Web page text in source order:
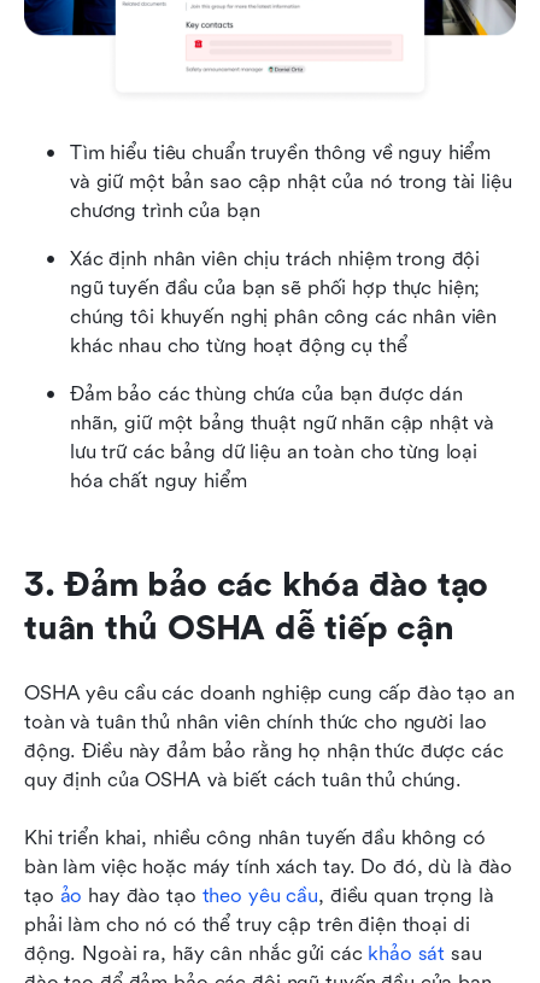
Tìm hiểu tiêu chuẩn truyền thông về nguy hiểm
và giữ một bản sao cập nhật của nó trong tài liệu
chương trình của bạn
Xác định nhân viên chịu trách nhiệm trong đội
ngũ tuyến đầu của bạn sẽ phối hợp thực hiện;
chúng tôi khuyến nghị phân công các nhân viên
khác nhau cho từng hoạt động cụ thể
Đảm bảo các thùng chứa của bạn được dán
nhãn, giữ một bảng thuật ngữ nhãn cập nhật và
lưu trữ các bảng dữ liệu an toàn cho từng loại
hóa chất nguy hiểm
3. Đảm bảo các khóa đào tạo
tuân thủ OSHA dễ tiếp cận
OSHA yêu cầu các doanh nghiệp cung cấp đào tạo an
toàn và tuân thủ nhân viên chính thức cho người lao
động. Điều này đảm bảo rằng họ nhận thức được các
quy định của OSHA và biết cách tuân thủ chúng.
Khi triển khai, nhiều công nhân tuyến đầu không có
bàn làm việc hoặc máy tính xách tay. Do đó, dù là đào
tạo ảo hay đào tạo theo yêu cầu, điều quan trọng là
phải làm cho nó có thể truy cập trên điện thoại di
động. Ngoài ra, hãy cân nhắc gửi các khảo sát sau